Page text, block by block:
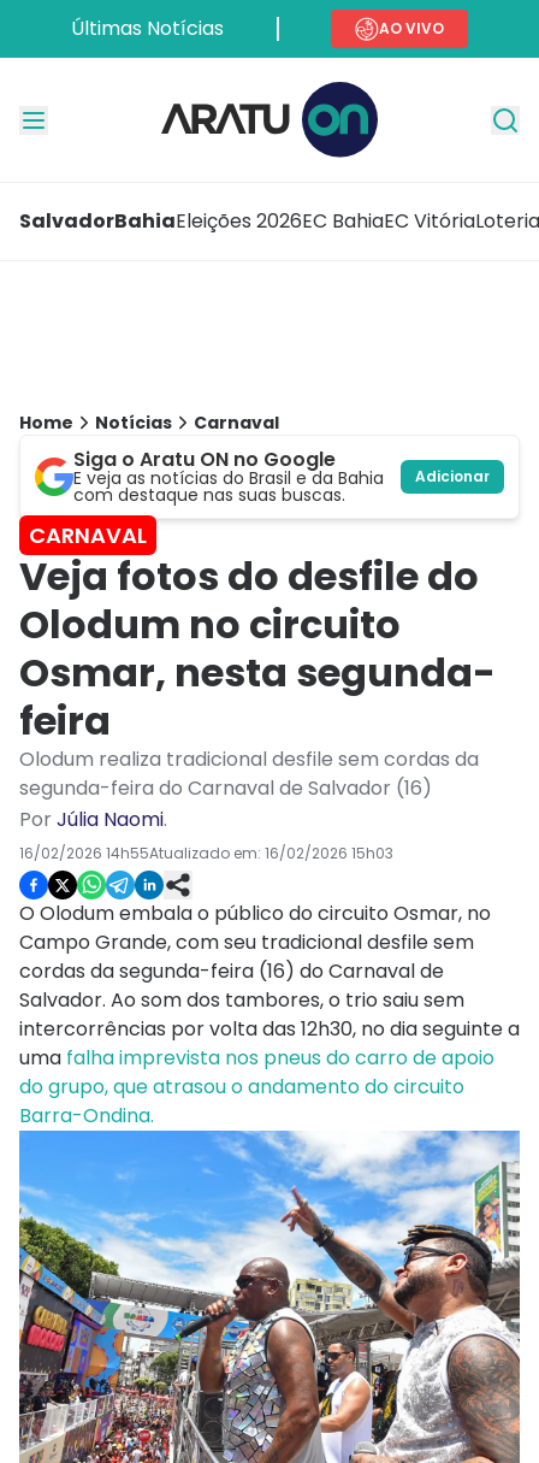
Últimas Notícias AO VIVO
SalvadorBahiaEleições 2026EC BahiaEC Vitória
Home Notícias Carnaval
Siga o Aratu ON no Google
E veja as notícias do Brasil e da Bahia
com destaque nas suas buscas.
Adicionar
CARNAVAL
Veja fotos do desfile do
Olodum no circuito
Osmar, nesta segunda-
feira
Olodum realiza tradicional desfile sem cordas da
segunda-feira do Carnaval de Salvador (16)
PorJúlia Naomi.
16/02/2026 14h55Atualizado em: 16/02/2026 15h03
O Olodum embala o público do circuito Osmar, no
Campo Grande, com seu tradicional desfile sem
cordas da segunda-feira (16) do Carnaval de
Salvador. Ao som dos tambores, o trio saiu sem
intercorrências por volta das 12h30, no dia seguinte a
uma falha imprevista nos pneus do carro de apoio
do grupo, que atrasou o andamento do circuito
Barra-Ondina.